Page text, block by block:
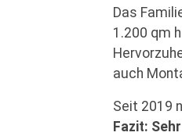
Das
1.200 qm
auch
Seit 2019
Fazit: